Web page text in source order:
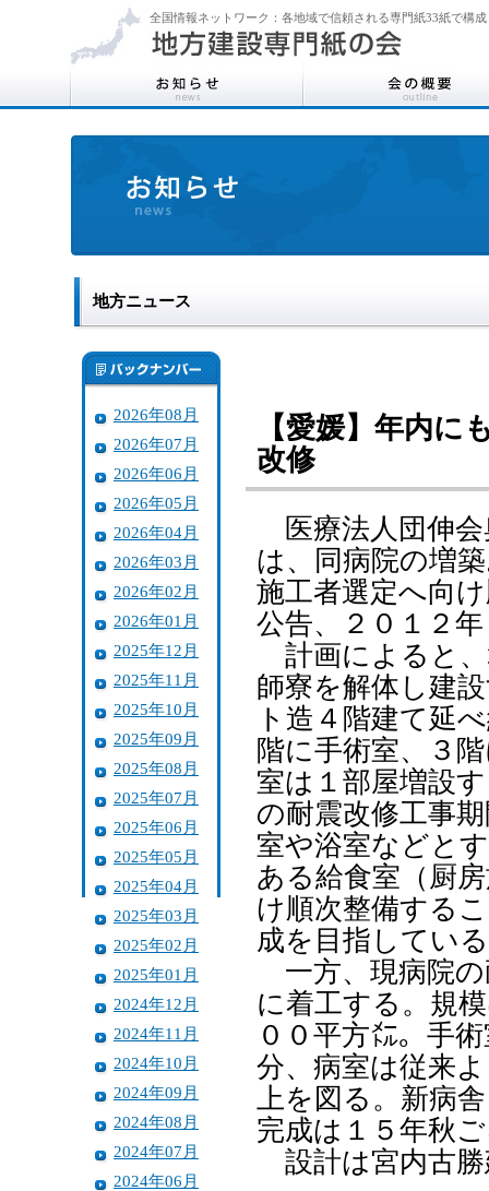
全国情報ネットワーク：各地域で信頼される専門紙33紙で構成
地方ニュース
2026年08月
2026年07月
2026年06月
2026年05月
2026年04月
2026年03月
2026年02月
2026年01月
2025年12月
2025年11月
2025年10月
2025年09月
2025年08月
2025年07月
2025年06月
2025年05月
2025年04月
2025年03月
2025年02月
2025年01月
2024年12月
2024年11月
2024年10月
2024年09月
2024年08月
2024年07月
2024年06月
【愛媛】年内
改修
医療法人団伸会
は、同病院の増
施工者選定へ向
公告、２０１２
計画によると、
師寮を解体し建
ト造４階建て延
階に手術室、３
室は１部屋増設
の耐震改修工事
室や浴室などと
ある給食室（厨
け順次整備する
成を目指してい
一方、現病院の
に着工する。規
００平方㍍。手
分、病室は従来
上を図る。新病
完成は１５年秋
設計は宮内古勝